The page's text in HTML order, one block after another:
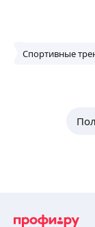
Спортивные